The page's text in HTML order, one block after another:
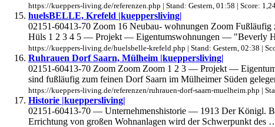
https://kueppers-living.de/referenzen.php | Stand: Gestern, 01:58 | Score:
huelsBELLE, Krefeld |kueppersliving|
02151-60413-70 Zoom 16 Neubau- wohnungen Zoom
Hüls 1 2 3 4 5 — Projekt — Eigentumswohnungen —
https://kueppers-living.de/huelsbelle-krefeld.php | Stand: Gestern, 02:38 |
Ruhrauen Dorf Saarn, Mülheim |kueppersliving|
02151-60413-70 Zoom Zoom Zoom 1 2 3 — Projekt —
sind fußläufig zum feinen Dorf Saarn im Mülheimer Süden
https://kueppers-living.de/referenzen/ruhrauen-dorf-saarn-muelheim.php |
Historie |kueppersliving|
02151-60413-70 — Unternehmenshistorie — 1913 Der Königl.
Errichtung von großen Wohnanlagen wird der Schwerpunkt des